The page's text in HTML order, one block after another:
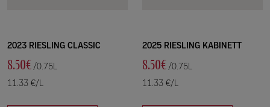
2023 RIESLING CLASSIC
8.50€ /0.75L
11.33 €/L
2025 RIESLING KABINETT
8.50€ /0.75L
11.33 €/L